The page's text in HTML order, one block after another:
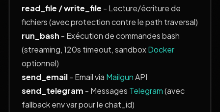
read_file / write_file - Lecture/écriture de
fichiers (avec protection contre le path traversal)
run_bash - Exécution de commandes bash
(streaming, 120s timeout, sandboxDocker
optionnel)
send_email- Email via MailgunAPI
send_telegram - Messages Telegram(avec
fallback env var pour le chat_id)